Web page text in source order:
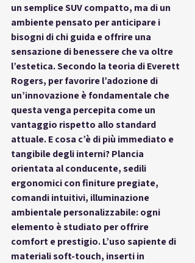
un semplice SUV compatto, ma di un
ambiente pensato per anticipare i
bisogni di chi guida e offrire una
sensazione di benessere che va oltre
l’estetica. Secondo la teoria di Everett
Rogers, per favorire l’adozione di
un’innovazione è fondamentale che
questa venga percepita come un
vantaggio rispetto allo standard
attuale. E cosa c’è di più immediato e
tangibile degli interni? Plancia
orientata al conducente, sedili
ergonomici con finiture pregiate,
comandi intuitivi, illuminazione
ambientale personalizzabile: ogni
elemento è studiato per offrire
comfort e prestigio. L’uso sapiente di
materiali soft-touch, inserti in